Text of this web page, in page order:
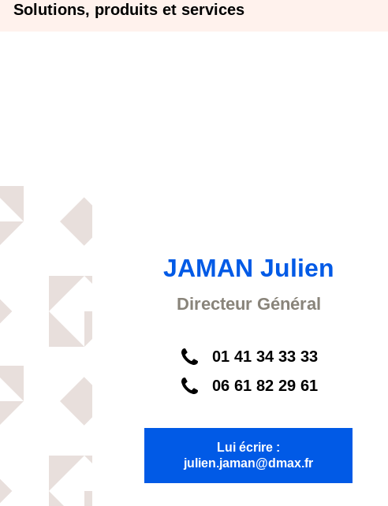
Solutions, produits et services
JAMAN Julien
Directeur Général
01 41 34 33 33
06 61 82 29 61
Lui écrire :
julien.jaman@dmax.fr